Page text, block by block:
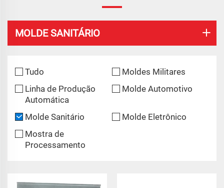
MOLDE SANITÁRIO
Tudo
Moldes Militares
Linha de Produção
Automática
Molde Automotivo
Molde Sanitário
Molde Eletrônico
Mostra de
Processamento